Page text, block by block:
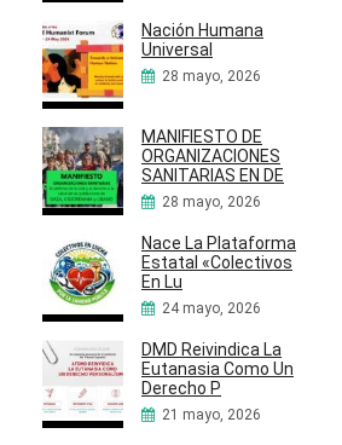
Nación Humana
Universal
28 mayo, 2026
MANIFIESTO DE
ORGANIZACIONES
SANITARIAS EN DE
28 mayo, 2026
Nace La Plataforma
Estatal «Colectivos
En Lu
24 mayo, 2026
DMD Reivindica La
Eutanasia Como Un
Derecho P
21 mayo, 2026